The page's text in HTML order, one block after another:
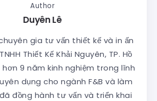
Author
Duyên Lê
gia tư vấn thiết kế và in ấn
Thiết Kế Khải Nguyên, TP. Hồ
hơn 9 năm kinh nghiệm trong lĩnh
dụng cho ngành F&B và làm
đồng hành tư vấn và triển khai